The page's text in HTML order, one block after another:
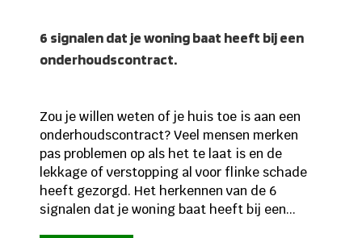
6 signalen dat je woning baat heeft bij een
onderhoudscontract.
Zou je willen weten of je huis toe is aan een
onderhoudscontract? Veel mensen merken
pas problemen op als het te laat is en de
lekkage of verstopping al voor flinke schade
heeft gezorgd. Het herkennen van de 6
signalen dat je woning baat heeft bij een...